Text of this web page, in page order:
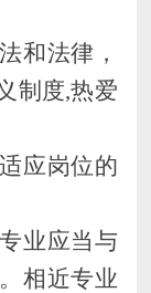
和法律，
制度,热爱
应岗位的
业应当与
相近专业